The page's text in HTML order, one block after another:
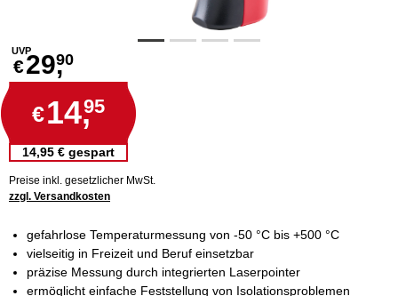
UVP
€29,90
€14,95
14,95 € gespart
Preise inkl. gesetzlicher MwSt.
zzgl. Versandkosten
gefahrlose Temperaturmessung von -50 °C bis +500 °C
vielseitig in Freizeit und Beruf einsetzbar
präzise Messung durch integrierten Laserpointer
ermöglicht einfache Feststellung von Isolationsproblemen